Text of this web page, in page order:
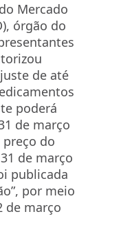
Mercado
órgão do
de até
poderá
de março
do
de março
publicada
por meio
de março